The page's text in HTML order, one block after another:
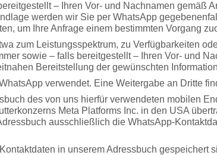
– Ihren Vor- und Nachnamen gemäß
werden wir Sie per WhatsApp
um Ihre Anfrage einem bestimmten Vorgang
zum Leistungsspektrum, zu Verfügbarkeiten
sowie – falls bereitgestellt – Ihren Vor- und
Bereitstellung der gewünschten
verwendet. Eine Weitergabe an Dritte
des von uns hierfür verwendeten mobilen
Meta Platforms Inc. in den USA
ausschließlich die WhatsApp-
in unserem Adressbuch gespeichert